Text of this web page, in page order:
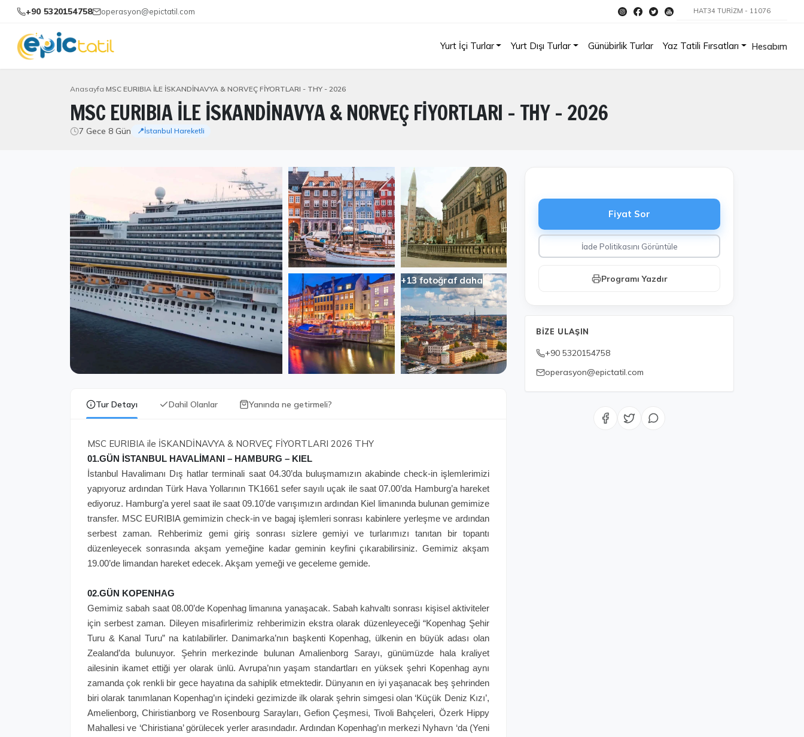
+90 5320154758 operasyon@epictatil.com HAT34 TURİZM - 11076
Yurt İçi Turlar Yurt Dışı Turlar Günübirlik Turlar Yaz Tatili Fırsatları Hesabım
Anasayfa MSC EURIBIA İLE İSKANDİNAVYA & NORVEÇ FİYORTLARI - THY - 2026
MSC EURIBIA İLE İSKANDİNAVYA & NORVEÇ FİYORTLARI - THY - 2026
7 Gece 8 Gün 📍İstanbul Hareketli
+13 fotoğraf daha
Tur Detayı Dahil Olanlar Yanında ne getirmeli?
MSC EURIBIA ile İSKANDİNAVYA & NORVEÇ FİYORTLARI 2026 THY
01.GÜN İSTANBUL HAVALİMANI – HAMBURG – KIEL
İstanbul Havalimanı Dış hatlar terminali saat 04.30’da buluşmamızın akabinde check-in işlemlerimizi
yapıyoruz ardından Türk Hava Yollarının TK1661 sefer sayılı uçak ile saat 07.00’da Hamburg’a hareket
ediyoruz. Hamburg’a yerel saat ile saat 09.10’de varışımızın ardından Kiel limanında bulunan gemimize
transfer. MSC EURIBIA gemimizin check-in ve bagaj işlemleri sonrası kabinlere yerleşme ve ardından
serbest zaman. Rehberimiz gemi giriş sonrası sizlere gemiyi ve turlarımızı tanıtan bir topantı
düzenleyecek sonrasında akşam yemeğine kadar geminin keyfini çıkarabilirsiniz. Gemimiz akşam
19.00’de limandan hareket edecek. Akşam yemeği ve geceleme gemide.
02.GÜN KOPENHAG
Gemimiz sabah saat 08.00’de Kopenhag limanına yanaşacak. Sabah kahvaltı sonrası kişisel aktiviteler
için serbest zaman. Dileyen misafirlerimiz rehberimizin ekstra olarak düzenleyeceği “Kopenhag Şehir
Turu & Kanal Turu” na katılabilirler. Danimarka’nın başkenti Kopenhag, ülkenin en büyük adası olan
Zealand’da bulunuyor. Şehrin merkezinde bulunan Amalienborg Sarayı, günümüzde hala kraliyet
ailesinin ikamet ettiği yer olarak ünlü. Avrupa’nın yaşam standartları en yüksek şehri Kopenhag aynı
zamanda çok renkli bir gece hayatına da sahiplik etmektedir. Dünyanın en iyi yaşanacak beş şehrinden
biri olarak tanımlanan Kopenhag’ın içindeki gezimizde ilk olarak şehrin simgesi olan ‘Küçük Deniz Kızı’,
Amelienborg, Chiristianborg ve Rosenbourg Sarayları, Gefion Çeşmesi, Tivoli Bahçeleri, Özerk Hippy
Mahallesi ve ‘Chiristiana’ görülecek yerler arasındadır. Ardından Kopenhag’ın merkezi Nyhavn ‘da (Yeni
Fiyat Sor
İade Politikasını Görüntüle
Programı Yazdır
BIZE ULAŞIN
+90 5320154758
operasyon@epictatil.com